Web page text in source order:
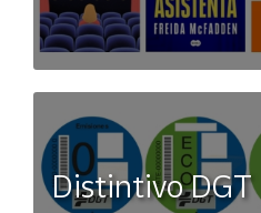
Distintivo DGT